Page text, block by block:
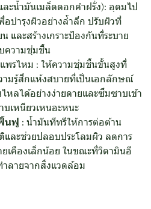
ละน้ำมันเมล็ดดอกคำฝรั่ง): อุดมไป
อบำรุงผิวอย่างล้ำลึก ปรับผิวที่
และสร้างเกราะป้องกันที่ระบาย
ความชุ่มชื้น
พรไหม : ให้ความชุ่มชื้นขั้นสูงที่
มรู้สึกแห้งสบายที่เป็นเอกลักษณ์
หลได้อย่างง่ายดายและซึมซาบเข้า
เหนียวเหนอะหนะ
นฟู : น้ำมันทีทรีให้การต่อต้าน
และช่วยปลอบประโลมผิว ลดการ
ยเคืองเล็กน้อย ในขณะที่วิตามินอี
ลายจากสิ่งแวดล้อม